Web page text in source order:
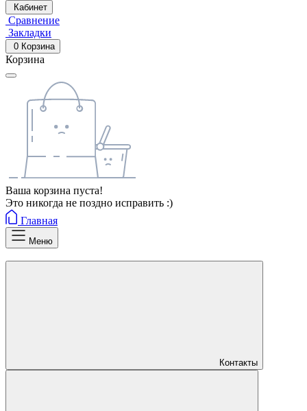
Кабинет
Сравнение
Закладки
0 Корзина
Корзина
Ваша корзина пуста!
Это никогда не поздно исправить :)
Главная
Меню
Контакты